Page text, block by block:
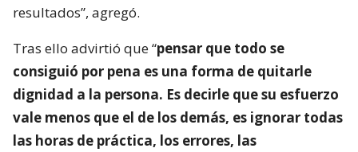
resultados”, agregó.
Tras ello advirtió que “pensar que todo se
consiguió por pena es una forma de quitarle
dignidad a la persona. Es decirle que su esfuerzo
vale menos que el de los demás, es ignorar todas
las horas de práctica, los errores, las